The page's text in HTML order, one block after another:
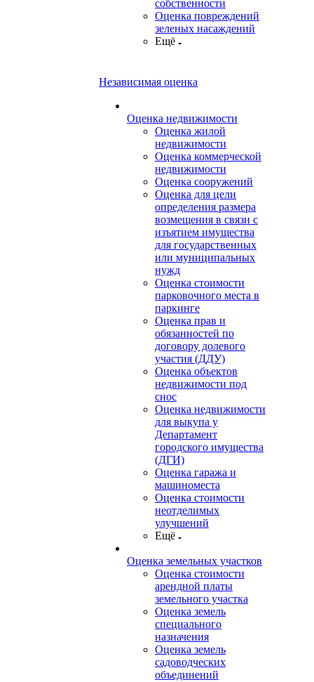
собственности
Оценка повреждений
зеленых насаждений
Ещё
Независимая оценка
Оценка недвижимости
Оценка жилой
недвижимости
Оценка коммерческой
недвижимости
Оценка сооружений
Оценка для цели
определения размера
возмещения в связи с
изъятием имущества
для государственных
или муниципальных
нужд
Оценка стоимости
парковочного места в
паркинге
Оценка прав и
обязанностей по
договору долевого
участия (ДДУ)
Оценка объектов
недвижимости под
снос
Оценка недвижимости
для выкупа у
Департамент
городского имущества
(ДГИ)
Оценка гаража и
машиноместа
Оценка стоимости
неотделимых
улучшений
Ещё
Оценка земельных участков
Оценка стоимости
арендной платы
земельного участка
Оценка земель
специального
назначения
Оценка земель
садоводческих
объединений